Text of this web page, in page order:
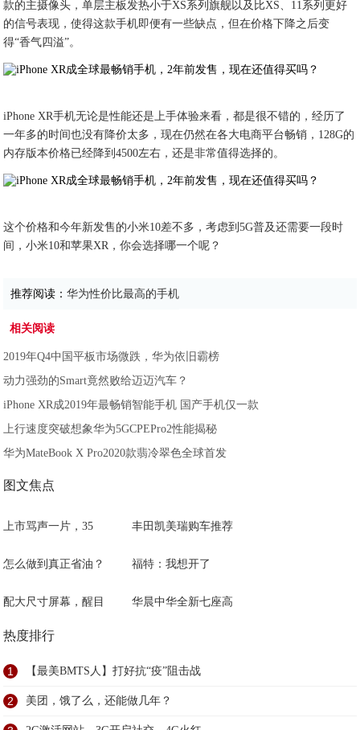
款的主摄像头，单层主板发热小于XS系列旗舰以及比XS、11系列更好
的信号表现，使得这款手机即便有一些缺点，但在价格下降之后变
得“香气四溢”。
iPhone XR手机无论是性能还是上手体验来看，都是很不错的，经历了
一年多的时间也没有降价太多，现在仍然在各大电商平台畅销，128G的
内存版本价格已经降到4500左右，还是非常值得选择的。
这个价格和今年新发售的小米10差不多，考虑到5G普及还需要一段时
间，小米10和苹果XR，你会选择哪一个呢？
推荐阅读：华为性价比最高的手机
相关阅读
2019年Q4中国平板市场微跌，华为依旧霸榜
动力强劲的Smart竟然败给迈迈汽车？
iPhone XR成2019年最畅销智能手机 国产手机仅一款
上行速度突破想象华为5GCPEPro2性能揭秘
华为MateBook X Pro2020款翡冷翠色全球首发
图文焦点
上市骂声一片，35 丰田凯美瑞购车推荐
怎么做到真正省油？ 福特：我想开了
配大尺寸屏幕，醒目 华晨中华全新七座高
热度排行
1 【最美BMTS人】打好抗“疫”阻击战
2 美团，饿了么，还能做几年？